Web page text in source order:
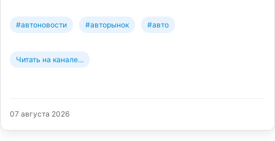
#автоновости #авторынок #авто
Читать на канале...
07 августа 2026